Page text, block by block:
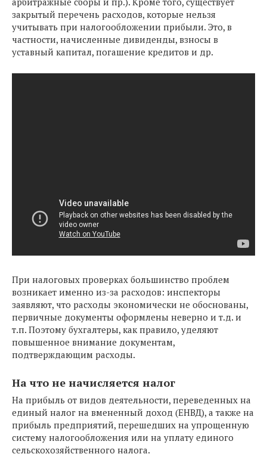
закрытый перечень расходов, которые нельзя
учитывать при налогообложении прибыли. Это, в
частности, начисленные дивиденды, взносы в
уставный капитал, погашение кредитов и др.
При налоговых проверках большинство проблем
возникает именно из-за расходов: инспекторы
заявляют, что расходы экономически не обоснованы,
первичные документы оформлены неверно и т.д. и
т.п. Поэтому бухгалтеры, как правило, уделяют
повышенное внимание документам,
подтверждающим расходы.
На что не начисляется налог
На прибыль от видов деятельности, переведенных на
единый налог на вмененный доход (ЕНВД), а также на
прибыль предприятий, перешедших на упрощенную
систему налогообложения или на уплату единого
сельскохозяйственного налога.